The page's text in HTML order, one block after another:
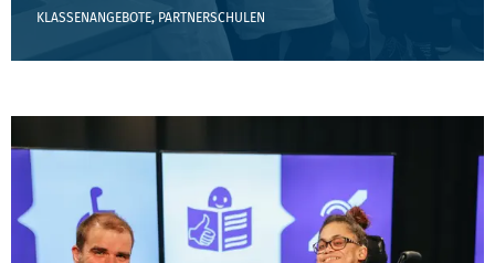
KLASSENANGEBOTE, PARTNERSCHULEN